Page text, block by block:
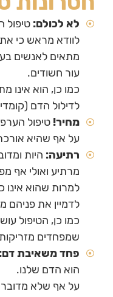
לא לכולם: טיפול
לוודא מראש כי
מתאים לאנשים
עור חשודים.
כמו כן, הוא אינו
לדילול הדם
מחיר! טיפול
על אף שהיא
רתיעה: היות
מרתיע ואולי אף
למרות שהוא אינו
לדמיין את פניהם
כמו כן, הטיפול
שמפחדים
פחד משאיבת דם:
הוא הדם שלנו.
על אף שלא